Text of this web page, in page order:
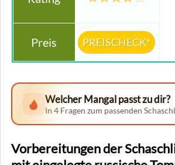
PREISCHECK*
Welcher Mangal passt zu dir?
In 4 Fragen zum passenden
Vorbereitungen der